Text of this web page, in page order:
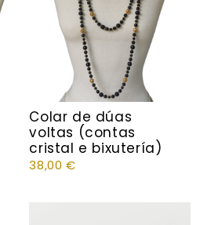
Colar de dúas
voltas (contas
cristal e bixutería)
38,00 €